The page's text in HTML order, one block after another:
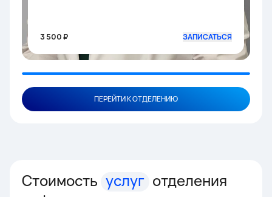
3 500 ₽ ЗАПИСАТЬСЯ
ПЕРЕЙТИ К ОТДЕЛЕНИЮ
Стоимость услуг отделения